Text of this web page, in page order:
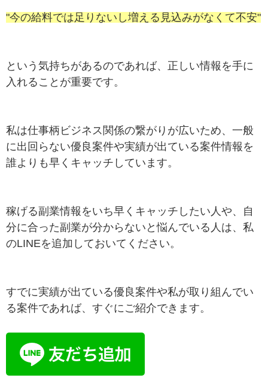
"今の給料では足りないし増える見込みがなくて不安"
という気持ちがあるのであれば、正しい情報を手に
入れることが重要です。
私は仕事柄ビジネス関係の繋がりが広いため、一般
に出回らない優良案件や実績が出ている案件情報を
誰よりも早くキャッチしています。
稼げる副業情報をいち早くキャッチしたい人や、自
分に合った副業が分からないと悩んでいる人は、私
のLINEを追加しておいてください。
すでに実績が出ている優良案件や私が取り組んでい
る案件であれば、すぐにご紹介できます。